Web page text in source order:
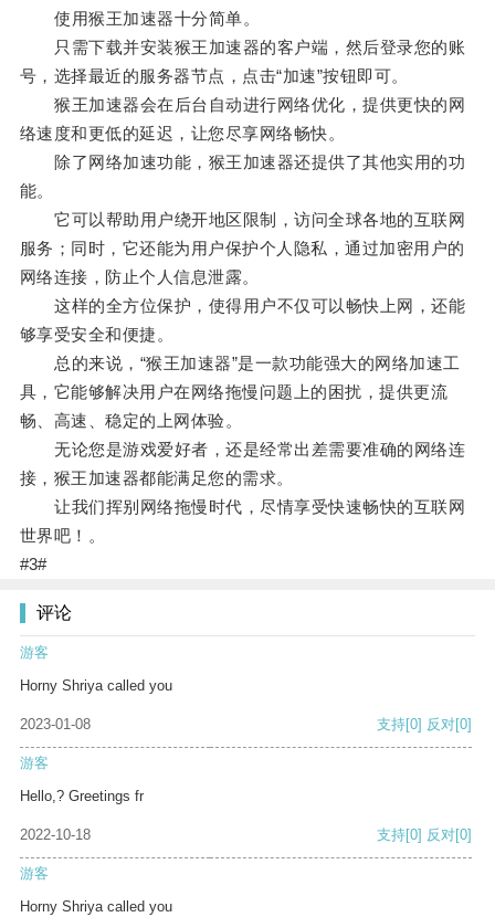
使用猴王加速器十分简单。
只需下载并安装猴王加速器的客户端，然后登录您的账
号，选择最近的服务器节点，点击“加速”按钮即可。
猴王加速器会在后台自动进行网络优化，提供更快的网
络速度和更低的延迟，让您尽享网络畅快。
除了网络加速功能，猴王加速器还提供了其他实用的功
能。
它可以帮助用户绕开地区限制，访问全球各地的互联网
服务；同时，它还能为用户保护个人隐私，通过加密用户的
网络连接，防止个人信息泄露。
这样的全方位保护，使得用户不仅可以畅快上网，还能
够享受安全和便捷。
总的来说，“猴王加速器”是一款功能强大的网络加速工
具，它能够解决用户在网络拖慢问题上的困扰，提供更流
畅、高速、稳定的上网体验。
无论您是游戏爱好者，还是经常出差需要准确的网络连
接，猴王加速器都能满足您的需求。
让我们挥别网络拖慢时代，尽情享受快速畅快的互联网
世界吧！。
#3#
评论
游客
Horny Shriya called you
2023-01-08 支持[0] 反对[0]
游客
Hello,? Greetings fr
2022-10-18 支持[0] 反对[0]
游客
Horny Shriya called you